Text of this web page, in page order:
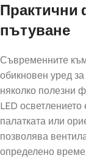
Практични
пътуване
Съвременните
обикновен уред
няколко полезни
LED
палатката или
позволява
определено